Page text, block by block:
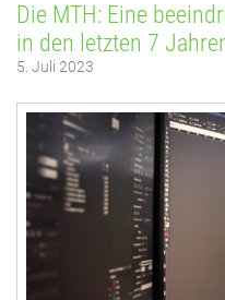
Die MTH: Eine
in den letzten 7
5. Juli 2023